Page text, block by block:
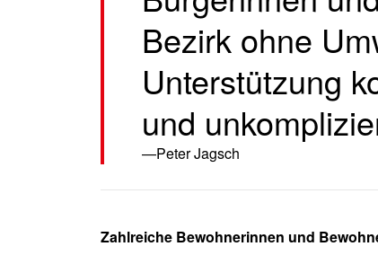
Bezirk ohne
Unterstützung
und
Peter Jagsch
Zahlreiche Bewohnerinnen und